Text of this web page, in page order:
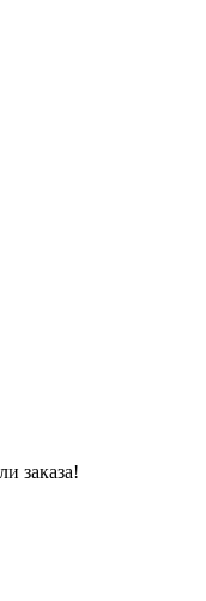
заказа!